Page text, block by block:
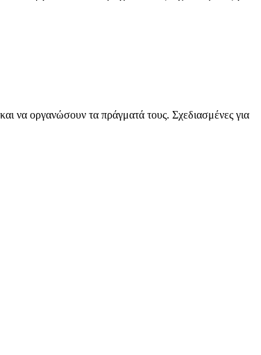
να οργανώσουν τα πράγματά τους. Σχεδιασμένες για